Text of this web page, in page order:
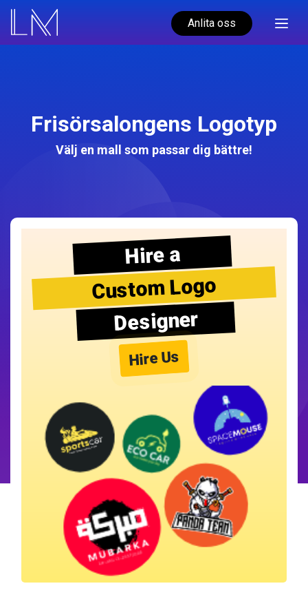
Anlita oss
Frisörsalongens Logotyp
Välj en mall som passar dig bättre!
Hire a
Custom Logo
Designer
Hire Us